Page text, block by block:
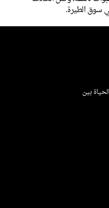
سوق الطيرة.
بين